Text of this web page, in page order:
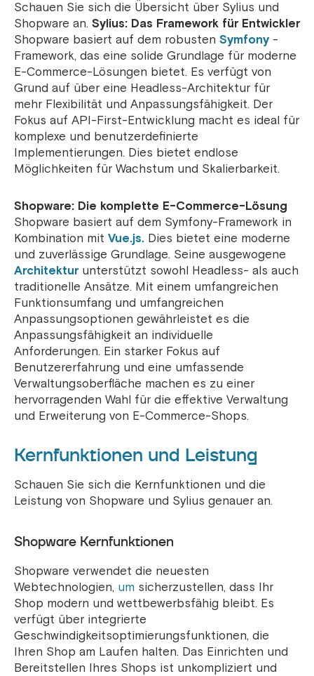
Schauen Sie sich die Übersicht über Sylius und
Shopware an. Sylius: Das Framework für Entwickler
Shopware basiert auf dem robusten Symfony -
Framework, das eine solide Grundlage für moderne
E-Commerce-Lösungen bietet. Es verfügt von
Grund auf über eine Headless-Architektur für
mehr Flexibilität und Anpassungsfähigkeit. Der
Fokus auf API-First-Entwicklung macht es ideal für
komplexe und benutzerdefinierte
Implementierungen. Dies bietet endlose
Möglichkeiten für Wachstum und Skalierbarkeit.
Shopware: Die komplette E-Commerce-Lösung
Shopware basiert auf dem Symfony-Framework in
Kombination mit Vue.js. Dies bietet eine moderne
und zuverlässige Grundlage. Seine ausgewogene
Architekturunterstützt sowohl Headless- als auch
traditionelle Ansätze. Mit einem umfangreichen
Funktionsumfang und umfangreichen
Anpassungsoptionen gewährleistet es die
Anpassungsfähigkeit an individuelle
Anforderungen. Ein starker Fokus auf
Benutzererfahrung und eine umfassende
Verwaltungsoberfläche machen es zu einer
hervorragenden Wahl für die effektive Verwaltung
und Erweiterung von E-Commerce-Shops.
Kernfunktionen und Leistung
Schauen Sie sich die Kernfunktionen und die
Leistung von Shopware und Sylius genauer an.
Shopware Kernfunktionen
Shopware verwendet die neuesten
Webtechnologien, um sicherzustellen, dass Ihr
Shop modern und wettbewerbsfähig bleibt. Es
verfügt über integrierte
Geschwindigkeitsoptimierungsfunktionen, die
Ihren Shop am Laufen halten. Das Einrichten und
Bereitstellen Ihres Shops ist unkompliziert und